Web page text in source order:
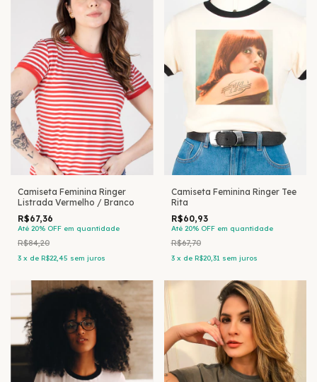
Camiseta Feminina Ringer
Listrada Vermelho / Branco
R$67,36
Até 20% OFF em quantidade
R$84,20
3 x de R$22,45 sem juros
Camiseta Feminina Ringer Tee
Rita
R$60,93
Até 20% OFF em quantidade
R$67,70
3 x de R$20,31 sem juros